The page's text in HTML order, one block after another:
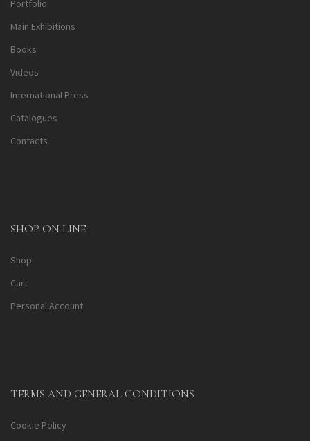
Portfolio
Main Exhibitions
Books
Videos
International Press
Catalogues
Contacts
SHOP ON LINE
Shop
Cart
Personal Account
TERMS AND GENERAL CONDITIONS
Cookie Policy